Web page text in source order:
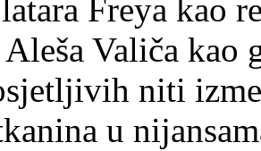
Freya kao
Valiča kao
niti
u